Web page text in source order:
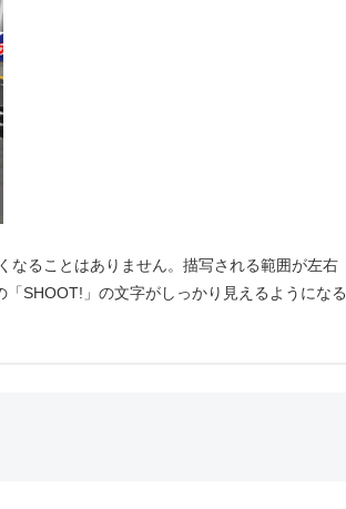
なることはありません。描写される範囲が左右
SHOOT!」の文字がしっかり見えるようになる